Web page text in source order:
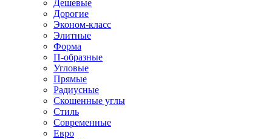
Дешевые
Дорогие
Эконом-класс
Элитные
Форма
П-образные
Угловые
Прямые
Радиусные
Скошенные углы
Стиль
Современные
Евро